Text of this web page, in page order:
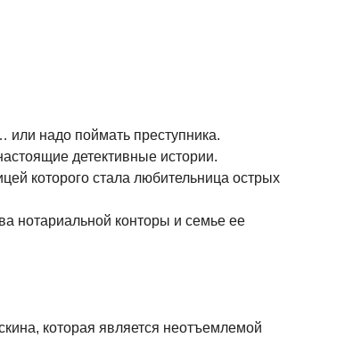
надо поймать преступника.
детективные истории.
которого стала любительница острых
нотариальной конторы и семье ее
которая является неотъемлемой